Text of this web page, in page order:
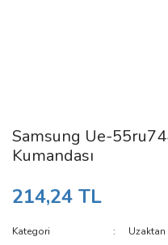
Samsung Ue-
Kumandası
214,24 TL
Kategori